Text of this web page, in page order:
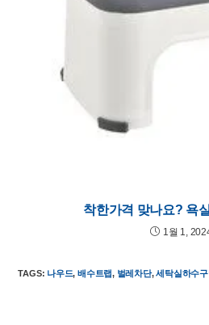
착한가격 맞나요? 욕
1월 1,
TAGS: 나우드, 배수트랩, 벌레차단, 세탁실하수